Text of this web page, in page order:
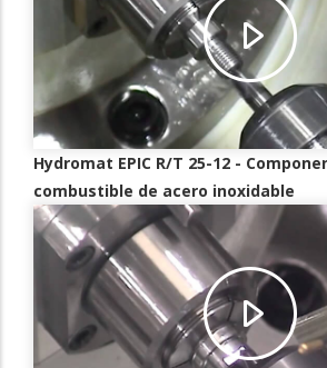
Hydromat EPIC R/T 25-12 -
combustible de acero inoxidable